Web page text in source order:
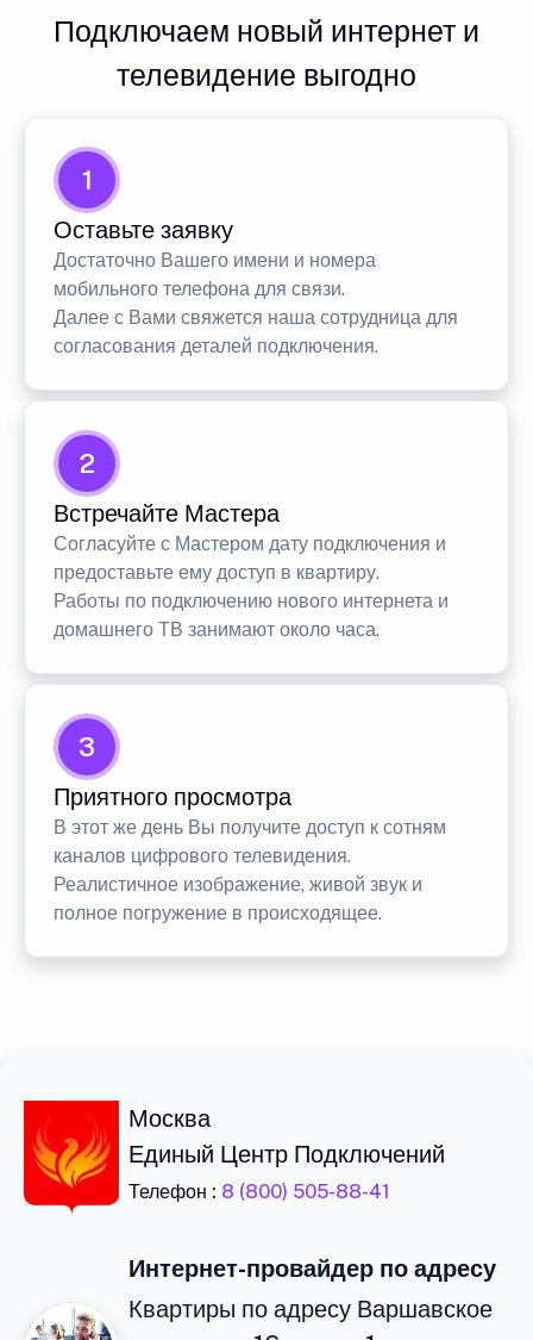
Подключаем новый интернет и
телевидение выгодно
1
Оставьте заявку
Достаточно Вашего имени и номера
мобильного телефона для связи.
Далее с Вами свяжется наша сотрудница для
согласования деталей подключения.
2
Встречайте Мастера
Согласуйте с Мастером дату подключения и
предоставьте ему доступ в квартиру.
Работы по подключению нового интернета и
домашнего ТВ занимают около часа.
3
Приятного просмотра
В этот же день Вы получите доступ к сотням
каналов цифрового телевидения.
Реалистичное изображение, живой звук и
полное погружение в происходящее.
Москва
Единый Центр Подключений
Телефон : 8 (800) 505-88-41
Интернет-провайдер по адресу
Квартиры по адресу Варшавское